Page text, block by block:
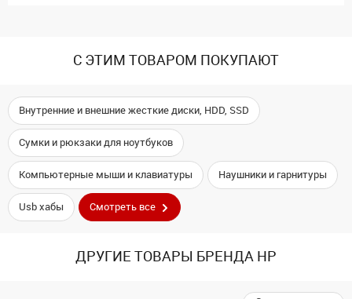
С ЭТИМ ТОВАРОМ ПОКУПАЮТ
Внутренние и внешние жесткие диски, HDD, SSD
Сумки и рюкзаки для ноутбуков
Компьютерные мыши и клавиатуры Наушники и гарнитуры
Usb хабы Смотреть все
ДРУГИЕ ТОВАРЫ БРЕНДА HP